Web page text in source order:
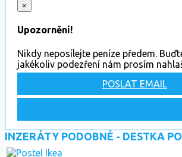
×
Upozornění!
Nikdy neposílejte peníze předem.
jakékoliv podezření nám prosím
POSLAT EMAIL
INZERÁTY PODOBNÉ - DESTKA